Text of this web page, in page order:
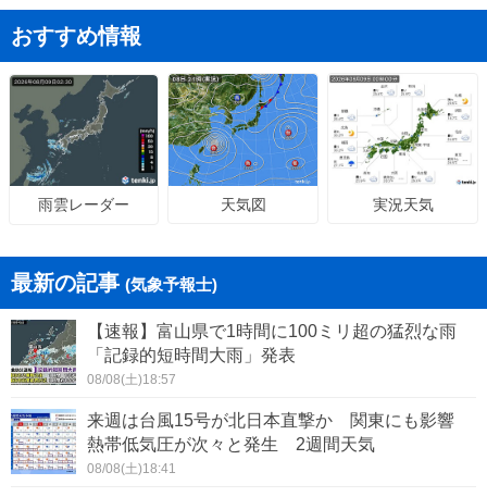
おすすめ情報
雨雲レーダー 天気図 実況天気
最新の記事 (気象予報士)
【速報】富山県で1時間に100ミリ超の猛烈な雨
「記録的短時間大雨」発表
08/08(土)18:57
来週は台風15号が北日本直撃か 関東にも影響
熱帯低気圧が次々と発生 2週間天気
08/08(土)18:41